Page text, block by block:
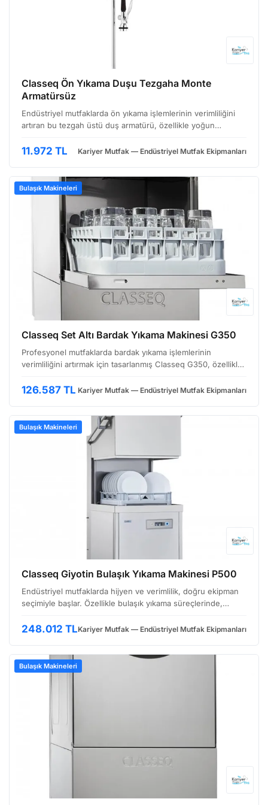
Classeq Ön Yıkama Duşu Tezgaha Monte
Armatürsüz
Endüstriyel mutfaklarda ön yıkama işlemlerinin verimliliğini
artıran bu tezgah üstü duş armatürü, özellikle yoğun
tasarlanmıştır. Görüntüde de görüleceği üz…
11.972 TL Kariyer Mutfak — Endüstriyel Mutfak Ekipmanları
Bulaşık Makineleri
Classeq Set Altı Bardak Yıkama Makinesi G350
Profesyonel mutfaklarda bardak yıkama işlemlerinin
verimliliğini artırmak için tasarlanmış Classeq G350, özellikle
makinesidir. Yüksek performansı ve kullanıcı dos…
126.587 TL Kariyer Mutfak — Endüstriyel Mutfak Ekipmanları
Bulaşık Makineleri
Classeq Giyotin Bulaşık Yıkama Makinesi P500
Endüstriyel mutfaklarda hijyen ve verimlilik, doğru ekipman
seçimiyle başlar. Özellikle bulaşık yıkama süreçlerinde,
olmazdır. Bu noktada, Danimarka menşeili Clas…
248.012 TLKariyer Mutfak — Endüstriyel Mutfak Ekipmanları
Bulaşık Makineleri